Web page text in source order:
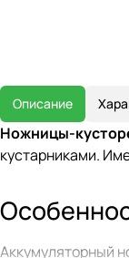
Описание
Ножницы-
кустарниками.
Аккумуляторный